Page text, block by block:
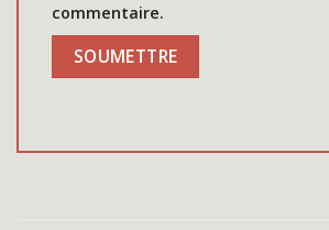
commentaire.